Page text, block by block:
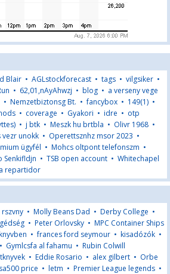
Blair • AGLstockforecast • tags • vilgsiker •
• 62,01,nAyAhwzj • blog • a verseny vege
• Nemzetbiztonsg Bt. •fancybox • 149(1) •
• coverage • Gyakori • idre • otp
• j btk • Meszk hu brtbla • Olivr 1968 •
vezr unokk • Operettsznhz msor 2023 •
ügyfél • Mohcs oltpont telefonszm •
Senkifldjn • TSB open account • Whitechapel
repartidor
• Molly Beans Dad • Derby College •
• Peter Orlovsky • MPC Container Ships
•frances ford seymour • kisadózók •
• Gymlcsfa al fahamu • Rubin Colwill
• Eddie Rosario • alex gilbert • Orbe
price • letm • Premier League legends •